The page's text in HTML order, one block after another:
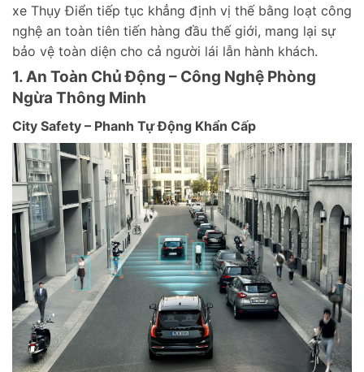
xe Thụy Điển tiếp tục khẳng định vị thế bằng loạt công
nghệ an toàn tiên tiến hàng đầu thế giới, mang lại sự
bảo vệ toàn diện cho cả người lái lẫn hành khách.
1. An Toàn Chủ Động – Công Nghệ Phòng
Ngừa Thông Minh
City Safety – Phanh Tự Động Khẩn Cấp